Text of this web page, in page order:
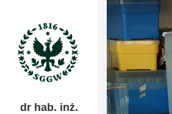
dr hab. inż.
Profesor Uczelni w Instytucie Nauk o